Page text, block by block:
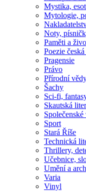
Mystika,
Mytologie,
Noty,
Paměti a
Poezie
Pragensie
Právo
Přírodní
Šachy
Sci-fi,
Skautská
Společenské
Sport
Stará Říše
Technická
Thrillery,
Učebnice,
Umění a
Varia
Vinyl